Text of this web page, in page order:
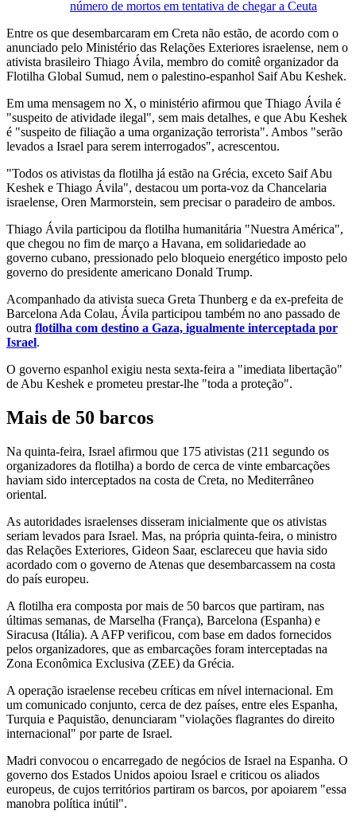
número de mortos em tentativa de chegar a Ceuta
Entre os que desembarcaram em Creta não estão, de acordo com o
anunciado pelo Ministério das Relações Exteriores israelense, nem o
ativista brasileiro Thiago Ávila, membro do comitê organizador da
Flotilha Global Sumud, nem o palestino-espanhol Saif Abu Keshek.
Em uma mensagem no X, o ministério afirmou que Thiago Ávila é
"suspeito de atividade ilegal", sem mais detalhes, e que Abu Keshek
é "suspeito de filiação a uma organização terrorista". Ambos "serão
levados a Israel para serem interrogados", acrescentou.
"Todos os ativistas da flotilha já estão na Grécia, exceto Saif Abu
Keshek e Thiago Ávila", destacou um porta-voz da Chancelaria
israelense, Oren Marmorstein, sem precisar o paradeiro de ambos.
Thiago Ávila participou da flotilha humanitária "Nuestra América",
que chegou no fim de março a Havana, em solidariedade ao
governo cubano, pressionado pelo bloqueio energético imposto pelo
governo do presidente americano Donald Trump.
Acompanhado da ativista sueca Greta Thunberg e da ex-prefeita de
Barcelona Ada Colau, Ávila participou também no ano passado de
outra flotilha com destino a Gaza, igualmente interceptada por
Israel.
O governo espanhol exigiu nesta sexta-feira a "imediata libertação"
de Abu Keshek e prometeu prestar-lhe "toda a proteção".
Mais de 50 barcos
Na quinta-feira, Israel afirmou que 175 ativistas (211 segundo os
organizadores da flotilha) a bordo de cerca de vinte embarcações
haviam sido interceptados na costa de Creta, no Mediterrâneo
oriental.
As autoridades israelenses disseram inicialmente que os ativistas
seriam levados para Israel. Mas, na própria quinta-feira, o ministro
das Relações Exteriores, Gideon Saar, esclareceu que havia sido
acordado com o governo de Atenas que desembarcassem na costa
do país europeu.
A flotilha era composta por mais de 50 barcos que partiram, nas
últimas semanas, de Marselha (França), Barcelona (Espanha) e
Siracusa (Itália). A AFP verificou, com base em dados fornecidos
pelos organizadores, que as embarcações foram interceptadas na
Zona Econômica Exclusiva (ZEE) da Grécia.
A operação israelense recebeu críticas em nível internacional. Em
um comunicado conjunto, cerca de dez países, entre eles Espanha,
Turquia e Paquistão, denunciaram "violações flagrantes do direito
internacional" por parte de Israel.
Madri convocou o encarregado de negócios de Israel na Espanha. O
governo dos Estados Unidos apoiou Israel e criticou os aliados
europeus, de cujos territórios partiram os barcos, por apoiarem "essa
manobra política inútil".